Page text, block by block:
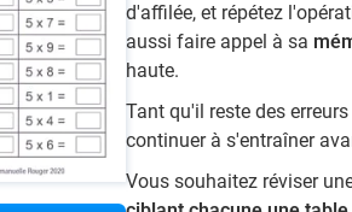
d'affilée, et répétez
aussi faire appel à sa
haute.
Tant qu'il reste des
continuer à s'entraîner
Vous souhaitez réviser